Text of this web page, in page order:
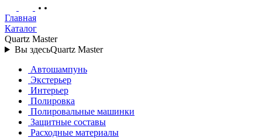
Главная
Каталог
Quartz Master
Вы здесьQuartz Master
Автошампунь
Экстерьер
Интерьер
Полировка
Полировальные машинки
Защитные составы
Расходные материалы